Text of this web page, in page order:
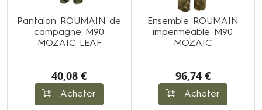
Pantalon ROUMAIN de
campagne M90
MOZAIC LEAF
40,08 €
Acheter
Ensemble ROUMAIN
imperméable M90
MOZAIC
96,74 €
Acheter